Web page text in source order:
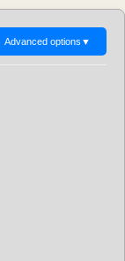
Advanced options ▼